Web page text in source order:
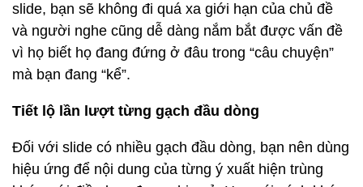
slide, bạn sẽ không đi quá xa giới hạn của chủ đề
và người nghe cũng dễ dàng nắm bắt được vấn đề
vì họ biết họ đang đứng ở đâu trong “câu chuyện”
mà bạn đang “kể”.
Tiết lộ lần lượt từng gạch đầu dòng
Đối với slide có nhiều gạch đầu dòng, bạn nên dùng
hiệu ứng để nội dung của từng ý xuất hiện trùng